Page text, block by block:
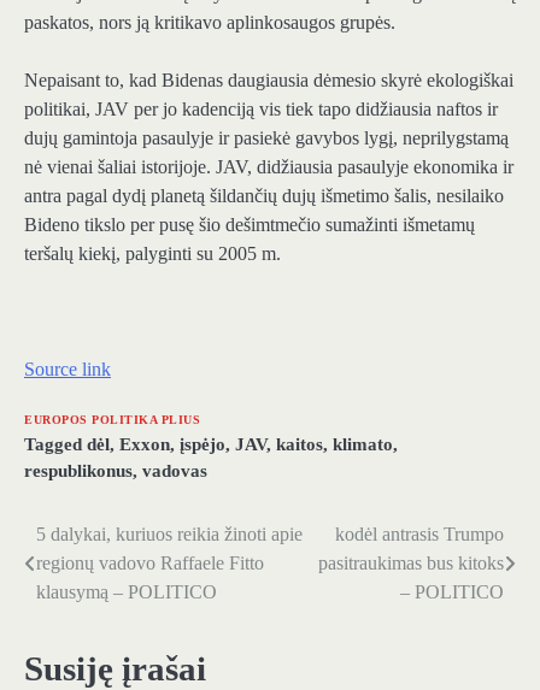
paskatos, nors ją kritikavo aplinkosaugos grupės.
Nepaisant to, kad Bidenas daugiausia dėmesio skyrė ekologiškai
politikai, JAV per jo kadenciją vis tiek tapo didžiausia naftos ir
dujų gamintoja pasaulyje ir pasiekė gavybos lygį, neprilygstamą
nė vienai šaliai istorijoje. JAV, didžiausia pasaulyje ekonomika ir
antra pagal dydį planetą šildančių dujų išmetimo šalis, nesilaiko
Bideno tikslo per pusę šio dešimtmečio sumažinti išmetamų
teršalų kiekį, palyginti su 2005 m.
Source link
EUROPOS POLITIKA PLIUS
Tagged dėl, Exxon, įspėjo, JAV, kaitos, klimato,
respublikonus, vadovas
Navigacija
tarp
5 dalykai, kuriuos reikia žinoti apie
regionų vadovo Raffaele Fitto
klausymą – POLITICO
kodėl antrasis Trumpo
pasitraukimas bus kitoks
– POLITICO
Susiję įrašai